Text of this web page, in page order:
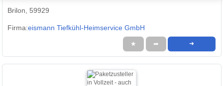
Brilon, 59929
Firma:eismann Tiefkühl-Heimservice GmbH
★ ➦ ➜